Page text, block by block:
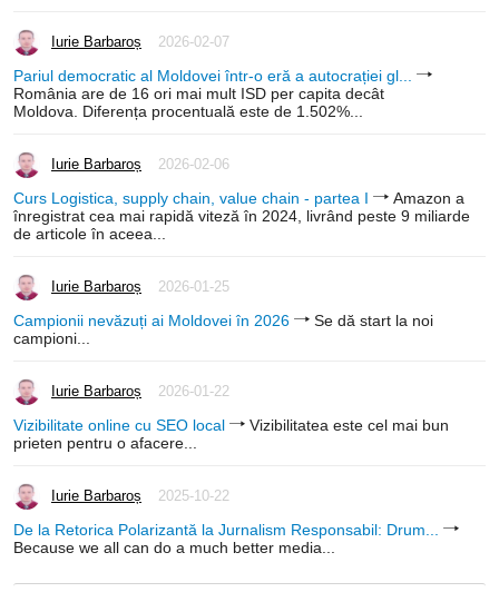
Iurie Barbaroș 2026-02-07
Pariul democratic al Moldovei într-o eră a autocrației gl...
România are de 16 ori mai mult ISD per capita decât
Moldova. Diferența procentuală este de 1.502%...
Iurie Barbaroș 2026-02-06
Curs Logistica, supply chain, value chain - partea I
Amazon a
înregistrat cea mai rapidă viteză în 2024, livrând peste 9 miliarde
de articole în aceea...
Iurie Barbaroș 2026-01-25
Campionii nevăzuți ai Moldovei în 2026
Se dă start la noi
campioni...
Iurie Barbaroș 2026-01-22
Vizibilitate online cu SEO local
Vizibilitatea este cel mai bun
prieten pentru o afacere...
Iurie Barbaroș 2025-10-22
De la Retorica Polarizantă la Jurnalism Responsabil: Drum...
Because we all can do a much better media...